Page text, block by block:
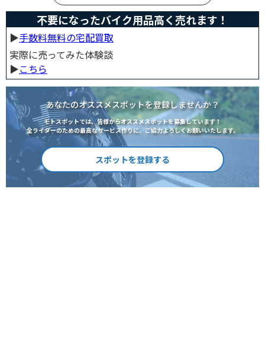
不要になったバイク用品高く売れます！
▶︎手数料無料の宅配買取
実際に売ってみた体験談
▶︎こちら
あなたのオススメスポットを登録しませんか？
モトスポットでは、皆様からオススメスポットを募集しています！
全ライダーのための最高なサービス作りに、ご協力よろしくお願いいたします。
スポットを登録する